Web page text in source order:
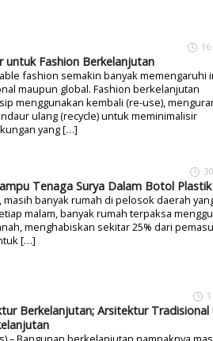
untuk Fashion Berkelanjutan
fashion semakin banyak memengaruhi
maupun global. Fashion berkelanjutan
menggunakan kembali (re-use),
ulang (recycle) untuk meminimalisir
yang […]
Tenaga Surya Dalam Botol
banyak rumah di pelosok daerah
malam, banyak rumah terpaksa
menghabiskan sekitar 25% dari
[…]
Berkelanjutan; Arsitektur Tradisional